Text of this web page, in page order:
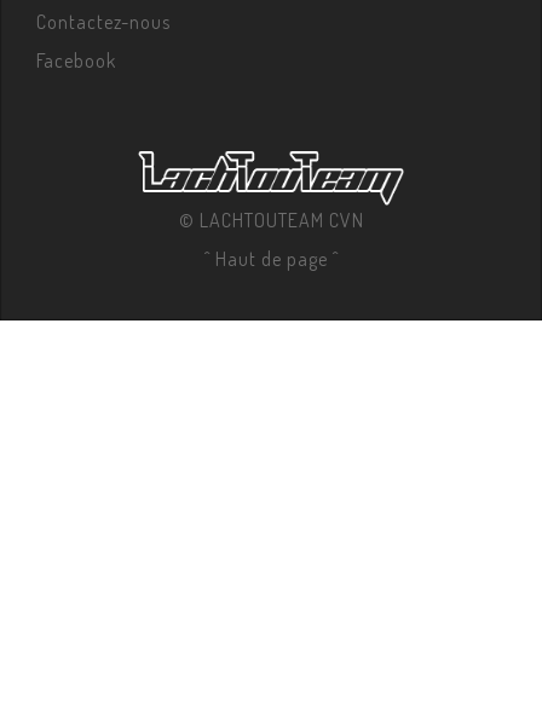
Contactez-nous
Facebook
© LACHTOUTEAM CVN
^ Haut de page ^